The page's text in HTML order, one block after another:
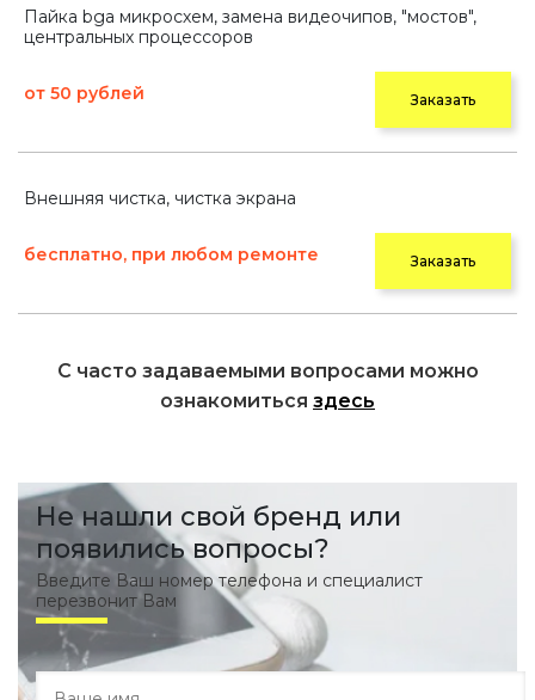
Пайка bga микросхем, замена видеочипов, "мостов",
центральных процессоров
от 50 рублей Заказать
Внешняя чистка, чистка экрана
бесплатно, при любом ремонте Заказать
С часто задаваемыми вопросами можно
ознакомиться здесь
Не нашли свой бренд или
появились вопросы?
Введите Ваш номер телефона и специалист
перезвонит Вам